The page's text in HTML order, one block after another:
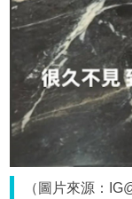
（圖片來源：